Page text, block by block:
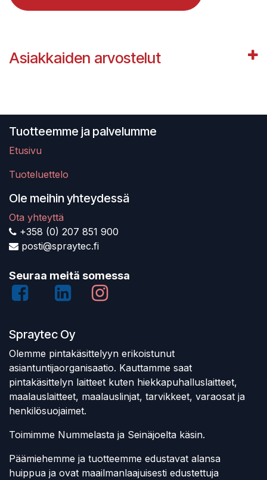
Asiakkaiden arvostelut
Tuotteemme ja palvelumme
Etusivu
Tuoteluettelo
Ole meihin yhteydessä
Ota yhteyttä
+358 (0) 207 851 900
posti@spraytec.fi
Seuraa meitä somessa
Spraytec Oy
Olemme pintakäsittelyyn erikoistunut
asiantuntijaorganisaatio. Kauttamme saat
pintakäsittelyn laitteet kuten hiekkapuhalluslaitteet,
maalauslaitteet, maalauslinjat, tarvikkeet, varaosat ja
henkilösuojaimet.
Toimimme Nummelasta ja Seinäjoelta käsin.
Päämiehemme ja tuotteemme edustavat alansa
huippua ja ovat maailmanlaajuisesti edustettuja